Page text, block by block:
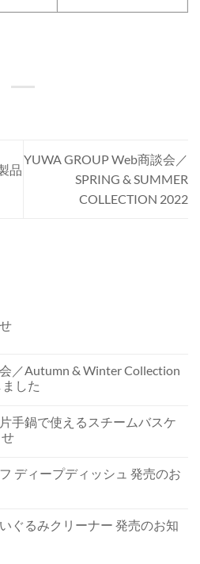
品
YUWA GROUP Web商談会／
SPRING & SUMMER
COLLECTION 2022
／Autumn & Winter Collection
した
手鍋で使えるスチームバスケ
ディープディッシュ 発売のお
ぐるみクリーナー 発売のお知